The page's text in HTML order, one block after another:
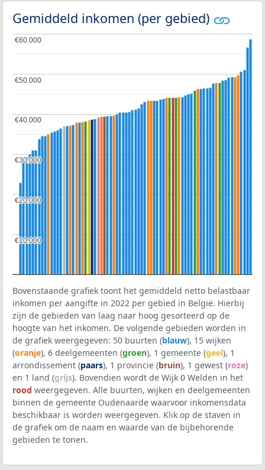
Gemiddeld inkomen (per gebied)
€10.000
€10.000
€20.000
€20.000
€30.000
€30.000
€40.000
€40.000
€50.000
€50.000
€60.000
€60.000
Bovenstaande grafiek toont het gemiddeld netto belastbaar
inkomen per aangifte in 2022 per gebied in België. Hierbij
zijn de gebieden van laag naar hoog gesorteerd op de
hoogte van het inkomen. De volgende gebieden worden in
de grafiek weergegeven: 50 buurten (blauw), 15 wijken
(oranje), 6 deelgemeenten (groen), 1 gemeente (geel), 1
arrondissement (paars), 1 provincie (bruin), 1 gewest (roze)
en 1 land (grijs). Bovendien wordt de Wijk 0 Welden in het
rood weergegeven. Alle buurten, wijken en deelgemeenten
binnen de gemeente Oudenaarde waarvoor inkomensdata
beschikbaar is worden weergegeven. Klik op de staven in
de grafiek om de naam en waarde van de bijbehorende
gebieden te tonen.